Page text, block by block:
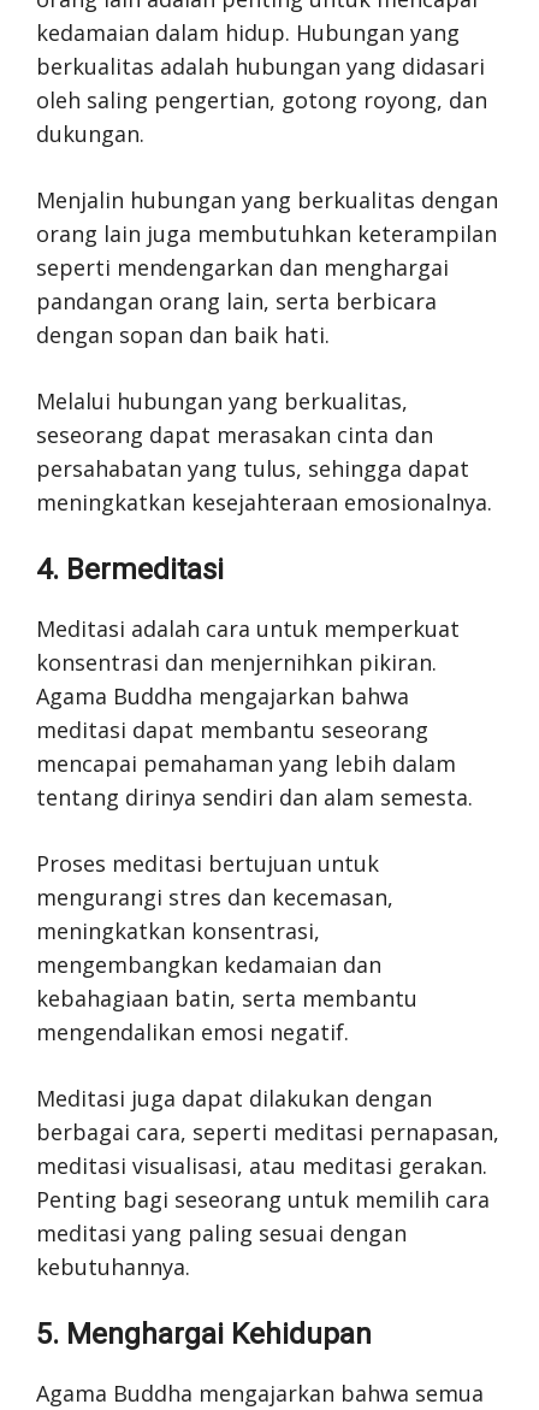
kedamaian dalam hidup. Hubungan yang
berkualitas adalah hubungan yang didasari
oleh saling pengertian, gotong royong, dan
dukungan.
Menjalin hubungan yang berkualitas dengan
orang lain juga membutuhkan keterampilan
seperti mendengarkan dan menghargai
pandangan orang lain, serta berbicara
dengan sopan dan baik hati.
Melalui hubungan yang berkualitas,
seseorang dapat merasakan cinta dan
persahabatan yang tulus, sehingga dapat
meningkatkan kesejahteraan emosionalnya.
4. Bermeditasi
Meditasi adalah cara untuk memperkuat
konsentrasi dan menjernihkan pikiran.
Agama Buddha mengajarkan bahwa
meditasi dapat membantu seseorang
mencapai pemahaman yang lebih dalam
tentang dirinya sendiri dan alam semesta.
Proses meditasi bertujuan untuk
mengurangi stres dan kecemasan,
meningkatkan konsentrasi,
mengembangkan kedamaian dan
kebahagiaan batin, serta membantu
mengendalikan emosi negatif.
Meditasi juga dapat dilakukan dengan
berbagai cara, seperti meditasi pernapasan,
meditasi visualisasi, atau meditasi gerakan.
Penting bagi seseorang untuk memilih cara
meditasi yang paling sesuai dengan
kebutuhannya.
5. Menghargai Kehidupan
Agama Buddha mengajarkan bahwa semua